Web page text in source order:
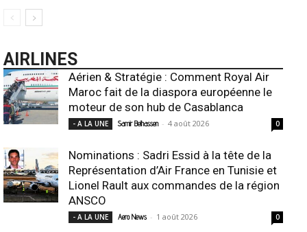
AIRLINES
Aérien & Stratégie : Comment Royal Air
Maroc fait de la diaspora européenne le
moteur de son hub de Casablanca
- A LA UNE Samir Belhassen - 4 août 2026 0
Nominations : Sadri Essid à la tête de la
Représentation d’Air France en Tunisie et
Lionel Rault aux commandes de la région
ANSCO
- A LA UNE Aero News - 1 août 2026 0